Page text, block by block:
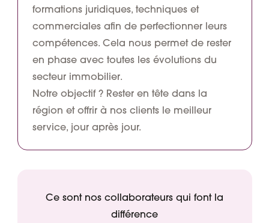
formations juridiques, techniques et
commerciales afin de perfectionner leurs
compétences. Cela nous permet de rester
en phase avec toutes les évolutions du
secteur immobilier.
Notre objectif ? Rester en tête dans la
région et offrir à nos clients le meilleur
service, jour après jour.
Ce sont nos collaborateurs qui font la
différence